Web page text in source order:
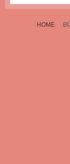
HOME